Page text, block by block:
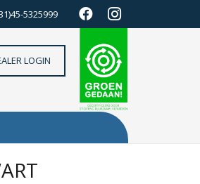
5325999
LOGIN